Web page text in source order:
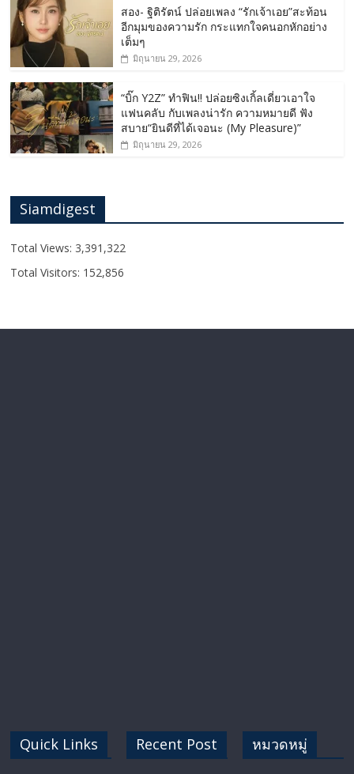
สอง- ฐิติรัตน์ ปล่อยเพลง “รักเจ้าเอย”สะท้อน
อีกมุมของความรัก กระแทกใจคนอกหักอย่าง
เต็มๆ
มิถุนายน 29, 2026
“บิ๊ก Y2Z” ทำฟิน!! ปล่อยซิงเกิ้ลเดี่ยวเอาใจ
แฟนคลับ กับเพลงน่ารัก ความหมายดี ฟัง
สบาย“ยินดีที่ได้เจอนะ (My Pleasure)”
มิถุนายน 29, 2026
Siamdigest
Total Views: 3,391,322
Total Visitors: 152,856
Quick Links Recent Post หมวดหมู่